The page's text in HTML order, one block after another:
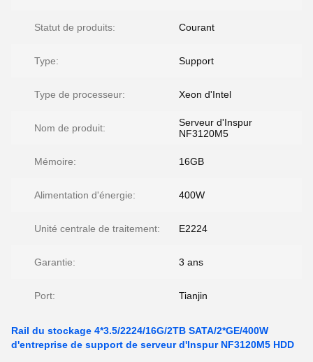
Statut de produits: Courant
Type: Support
Type de processeur: Xeon d'Intel
Nom de produit:
Serveur d'Inspur
NF3120M5
Mémoire: 16GB
Alimentation d'énergie: 400W
Unité centrale de traitement: E2224
Garantie: 3 ans
Port: Tianjin
Rail du stockage 4*3.5/2224/16G/2TB SATA/2*GE/400W
d'entreprise de support de serveur d'Inspur NF3120M5 HDD